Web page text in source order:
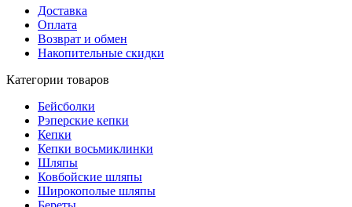
Доставка
Оплата
Возврат и обмен
Накопительные скидки
Категории товаров
Бейсболки
Рэперские кепки
Кепки
Кепки восьмиклинки
Шляпы
Ковбойские шляпы
Широкополые шляпы